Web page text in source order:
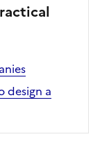
design a